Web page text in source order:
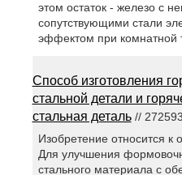
этом остаток - железо с
сопутствующими стали
эффектом при комнатной
Способ изготовления
стальной детали и
стальная деталь//
Изобретение относится к
Для улучшения
стального материала с